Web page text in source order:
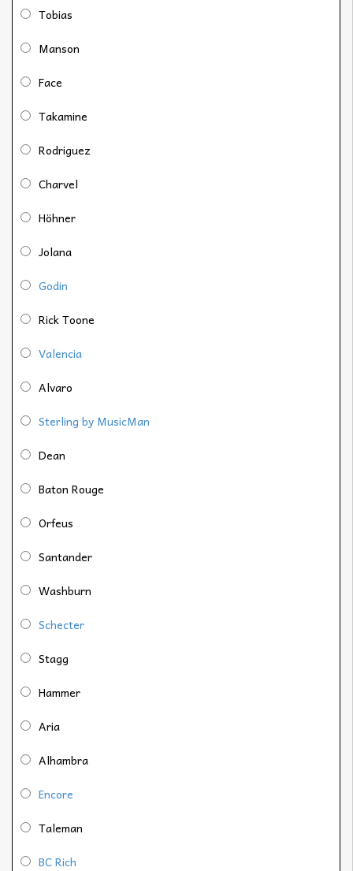
Tobias
Manson
Face
Takamine
Rodriguez
Charvel
Höhner
Jolana
Godin
Rick Toone
Valencia
Alvaro
Sterling by MusicMan
Dean
Baton Rouge
Orfeus
Santander
Washburn
Schecter
Stagg
Hammer
Aria
Alhambra
Encore
Taleman
BC Rich